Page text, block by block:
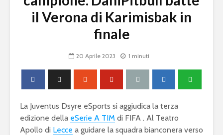
il Verona di Karimisbak in
finale
20 Aprile 2023 1 minuti
La Juventus Dsyre eSports si aggiudica la terza
edizione della eSerie A TIM di FIFA . Al Teatro
Apollo di Lecce a guidare la squadra bianconera verso